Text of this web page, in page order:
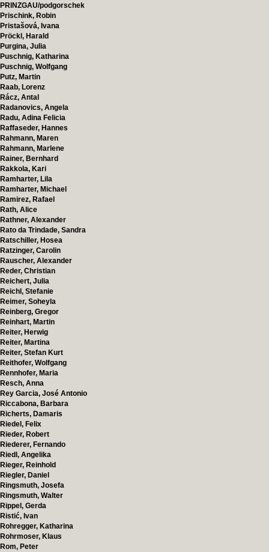
PRINZGAU/podgorschek
Prischink, Robin
Pristašová, Ivana
Pröckl, Harald
Purgina, Julia
Puschnig, Katharina
Puschnig, Wolfgang
Putz, Martin
Raab, Lorenz
Rácz, Antal
Radanovics, Angela
Radu, Adina Felicia
Raffaseder, Hannes
Rahmann, Maren
Rahmann, Marlene
Rainer, Bernhard
Rakkola, Kari
Ramharter, Lila
Ramharter, Michael
Ramirez, Rafael
Rath, Alice
Rathner, Alexander
Rato da Trindade, Sandra
Ratschiller, Hosea
Ratzinger, Carolin
Rauscher, Alexander
Reder, Christian
Reichert, Julia
Reichl, Stefanie
Reimer, Soheyla
Reinberg, Gregor
Reinhart, Martin
Reiter, Herwig
Reiter, Martina
Reiter, Stefan Kurt
Reithofer, Wolfgang
Rennhofer, Maria
Resch, Anna
Rey Garcia, José Antonio
Riccabona, Barbara
Richerts, Damaris
Riedel, Felix
Rieder, Robert
Riederer, Fernando
Riedl, Angelika
Rieger, Reinhold
Riegler, Daniel
Ringsmuth, Josefa
Ringsmuth, Walter
Rippel, Gerda
Ristić, Ivan
Rohregger, Katharina
Rohrmoser, Klaus
Rom, Peter